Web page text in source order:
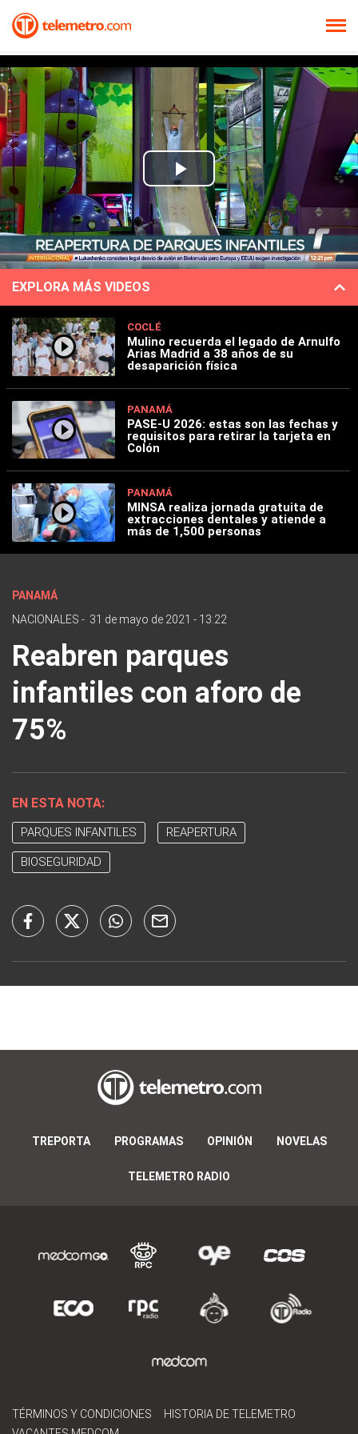
Play
Video
EXPLORA MÁS VIDEOS
COCLÉ
Mulino recuerda el legado de Arnulfo
Arias Madrid a 38 años de su
desaparición física
PANAMÁ
PASE-U 2026: estas son las fechas y
requisitos para retirar la tarjeta en
Colón
PANAMÁ
MINSA realiza jornada gratuita de
extracciones dentales y atiende a
más de 1,500 personas
PANAMÁ
NACIONALES - 31 de mayo de 2021 - 13:22
Reabren parques
infantiles con aforo de
75%
EN ESTA NOTA:
PARQUES INFANTILES REAPERTURA
BIOSEGURIDAD
TREPORTA PROGRAMAS OPINIÓN NOVELAS
TELEMETRO RADIO
TÉRMINOS Y CONDICIONES
HISTORIA DE TELEMETRO